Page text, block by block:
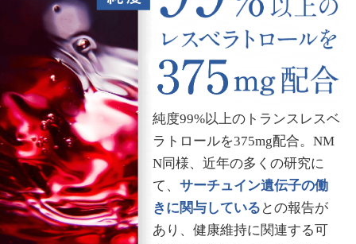
純度99%以上のトランスレスベ
ラトロールを375mg配合。NM
N同様、近年の多くの研究に
て、サーチュイン遺伝子の働
きに関与している との報告が
あり、健康維持に関連する可